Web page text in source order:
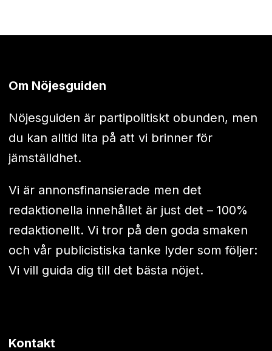
Om Nöjesguiden
Nöjesguiden är partipolitiskt obunden, men
du kan alltid lita på att vi brinner för
jämställdhet.
Vi är annonsfinansierade men det
redaktionella innehållet är just det – 100%
redaktionellt. Vi tror på den goda smaken
och vår publicistiska tanke lyder som följer:
Vi vill guida dig till det bästa nöjet.
Kontakt